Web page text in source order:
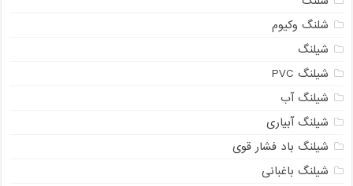
شلنگ وکیوم
شیلنگ
شیلنگ PVC
شیلنگ آب
شیلنگ آبیاری
شیلنگ باد فشار قوی
شیلنگ باغبانی